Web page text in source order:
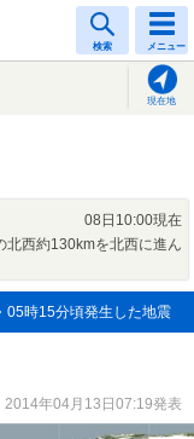
検索 メニュー
現在地
08日10:00現在
北西約130kmを北西に進ん
05時15分頃発生した地震
2014年04月13日07:19発表